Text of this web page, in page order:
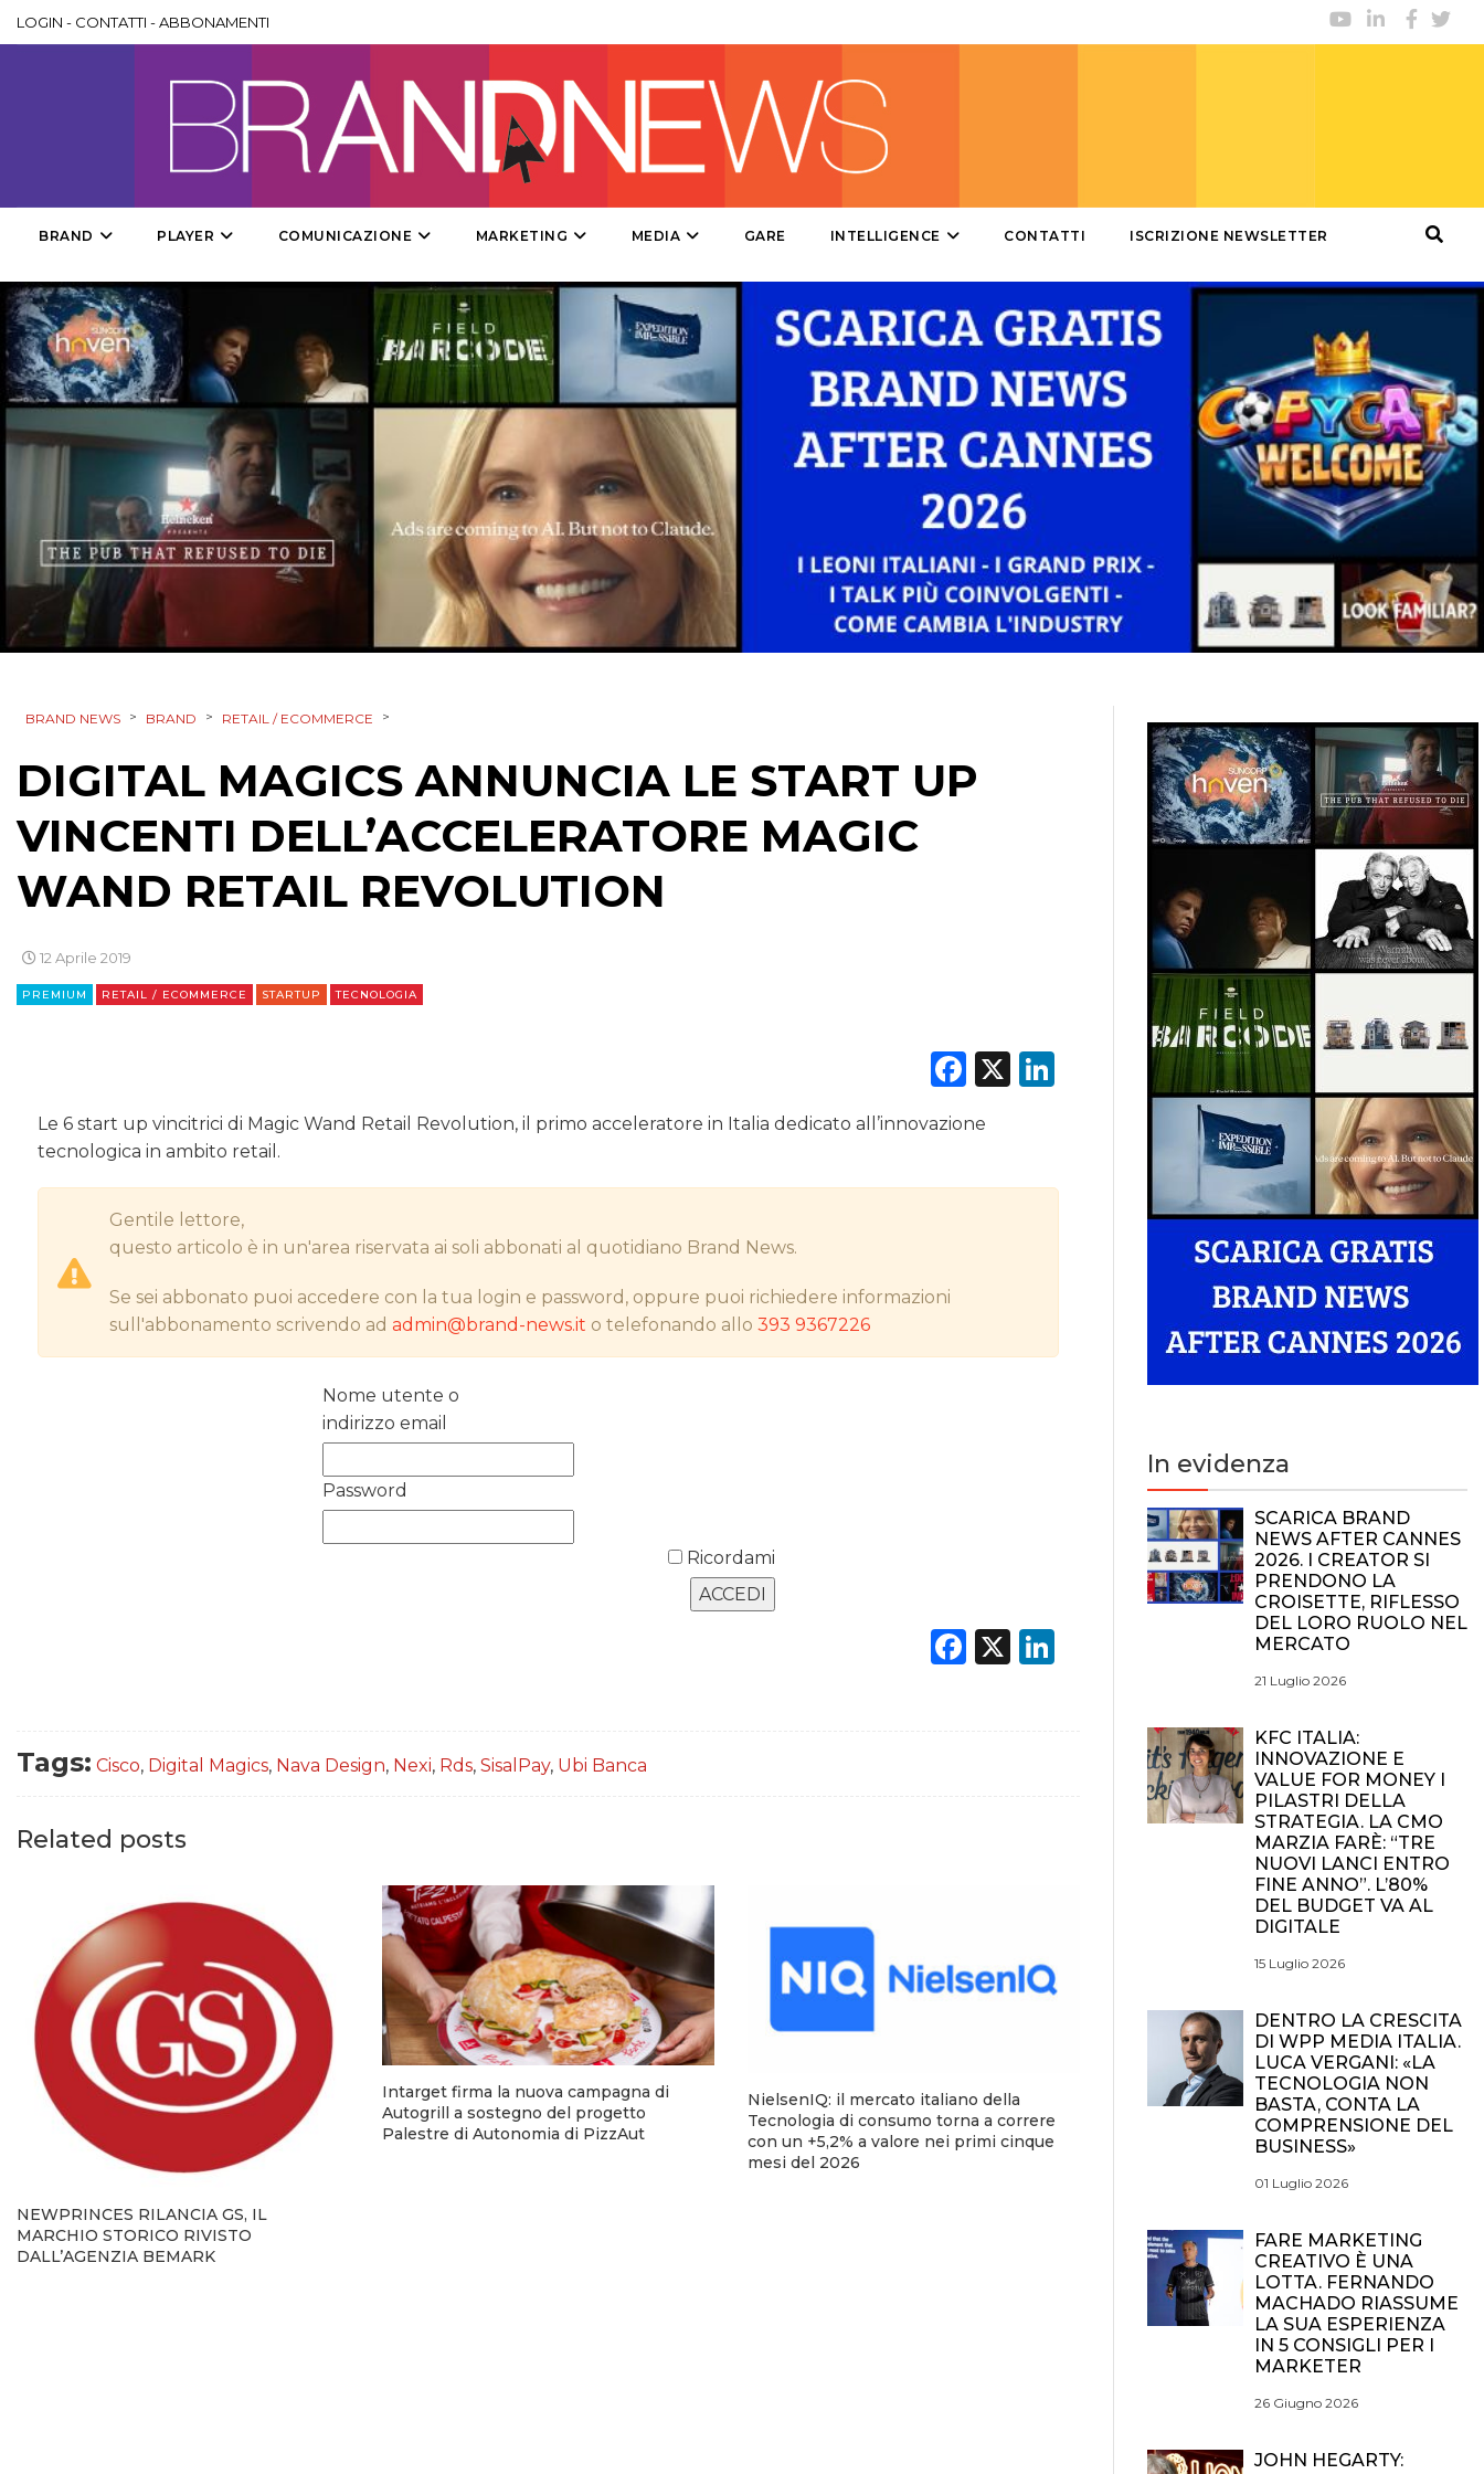
DESIGN
PUNTI VENDITA
CSR
STRATEGIE
CINEMA
NORMATIVE
TREND
LOGIN - CONTATTI -ABBONAMENTI
BRAND PLAYER COMUNICAZIONE MARKETING MEDIA GARE INTELLIGENCE CONTATTI ISCRIZIONE NEWSLETTER
BRAND NEWS > BRAND > RETAIL / ECOMMERCE >
DIGITAL MAGICS ANNUNCIA LE START UP
VINCENTI DELL’ACCELERATORE MAGIC
WAND RETAIL REVOLUTION
12 Aprile 2019
PREMIUM RETAIL / ECOMMERCE STARTUP TECNOLOGIA
Facebook
X LinkedIn
Le 6 start up vincitrici di Magic Wand Retail Revolution, il primo acceleratore in Italia dedicato all’innovazione
tecnologica in ambito retail.
Gentile lettore,
questo articolo è in un'area riservata ai soli abbonati al quotidiano Brand News.
Se sei abbonato puoi accedere con la tua login e password, oppure puoi richiedere informazioni
sull'abbonamento scrivendo adadmin@brand-news.it o telefonando allo393 9367226
Nome utente o
indirizzo email
Password
Ricordami
Facebook
X LinkedIn
Tags: Cisco, Digital Magics, Nava Design, Nexi, Rds, SisalPay, Ubi Banca
Related posts
NEWPRINCES RILANCIA GS, IL
MARCHIO STORICO RIVISTO
DALL’AGENZIA BEMARK
Intarget firma la nuova campagna di
Autogrill a sostegno del progetto
Palestre di Autonomia di PizzAut
NielsenIQ: il mercato italiano della
Tecnologia di consumo torna a correre
con un +5,2% a valore nei primi cinque
mesi del 2026
In evidenza
SCARICA BRAND
NEWS AFTER CANNES
2026. I CREATOR SI
PRENDONO LA
CROISETTE, RIFLESSO
DEL LORO RUOLO NEL
MERCATO
21 Luglio 2026
KFC ITALIA:
INNOVAZIONE E
VALUE FOR MONEY I
PILASTRI DELLA
STRATEGIA. LA CMO
MARZIA FARÈ: “TRE
NUOVI LANCI ENTRO
FINE ANNO”. L’80%
DEL BUDGET VA AL
DIGITALE
15 Luglio 2026
DENTRO LA CRESCITA
DI WPP MEDIA ITALIA.
LUCA VERGANI: «LA
TECNOLOGIA NON
BASTA, CONTA LA
COMPRENSIONE DEL
BUSINESS»
01 Luglio 2026
FARE MARKETING
CREATIVO È UNA
LOTTA. FERNANDO
MACHADO RIASSUME
LA SUA ESPERIENZA
IN 5 CONSIGLI PER I
MARKETER
26 Giugno 2026
JOHN HEGARTY: